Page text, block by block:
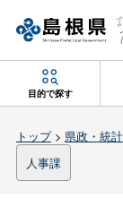
目的で探す
トップ> 県政・統計
人事課